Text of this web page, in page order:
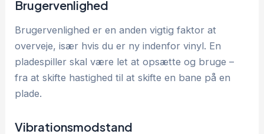
Brugervenlighed
Brugervenlighed er en anden vigtig faktor at
overveje, især hvis du er ny indenfor vinyl. En
pladespiller skal være let at opsætte og bruge –
fra at skifte hastighed til at skifte en bane på en
plade.
Vibrationsmodstand